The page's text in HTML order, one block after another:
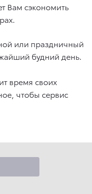
Вам сэкономить
или праздничный
будний день.
время своих
чтобы сервис